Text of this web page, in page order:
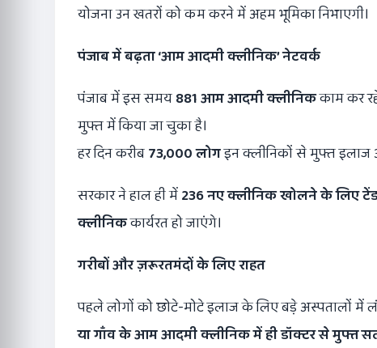
योजना उन खतरों को कम करने में अहम भूमिका निभाएगी।
पंजाब में बढ़ता‘आम आदमी क्लीनिक’नेटवर्क
पंजाब में इस समय881आम आदमी क्लीनिककाम कर
मुफ्त में किया जा चुका है।
हर दिन करीब73,000लोगइन क्लीनिकों से मुफ्त इलाज
सरकार ने हाल ही में236नए क्लीनिक खोलने के लिए
क्लीनिककार्यरत हो जाएंगे।
गरीबों और ज़रूरतमंदों के लिए राहत
पहले लोगों को छोटे-मोटे इलाज के लिए बड़े अस्पतालों में
या गाँव के आम आदमी क्लीनिक में ही डॉक्टर से मुफ्त